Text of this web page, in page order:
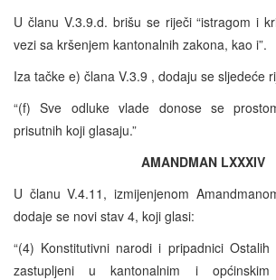
U članu V.3.9.d. brišu se riječi “istragom i
vezi sa kršenjem kantonalnih zakona, kao i”.
Iza tačke e) člana V.3.9 , dodaju se sljedeće
“(f) Sve odluke vlade donose se
prisutnih koji glasaju.”
AMANDMAN LXXXIV
U članu V.4.11, izmijenjenom
dodaje se novi stav 4, koji glasi:
“(4) Konstitutivni narodi i pripadnici Ostalih
zastupljeni u kantonalnim i općinskim